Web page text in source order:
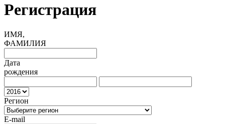
Регистрация
ИМЯ,
ФАМИЛИЯ
Дата
рождения
Регион
E-mail